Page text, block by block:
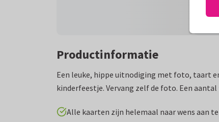
Productinformatie
Een leuke, hippe uitnodiging met foto, taart
kinderfeestje. Vervang zelf de foto. Een
Alle kaarten zijn helemaal naar wens aan te